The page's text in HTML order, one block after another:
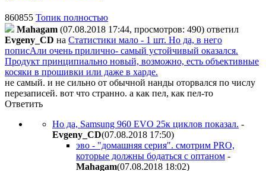
860855 Топик полностью
Mahagam (07.08.2018 17:44, просмотров: 490) ответил
Evgeny_CD на Статистики мало - 1 шт. Но да, в него
пописАли очень прилично- самый устойчивый оказался.
Продукт принципиально новый, возможно, есть объективные
косяки в прошивки или даже в харде.
не самый. и не сильно от обычной нанды оторвался по числу
перезаписей. вот что странно. а как пел, как пел-то
Ответить
Но да, Samsung 960 EVO 25к циклов показал. -
Evgeny_CD(07.08.2018 17:50)
эво - "домашняя серия". смотрим PRO,
которые должны бодаться с оптаном -
Mahagam(07.08.2018 18:02)